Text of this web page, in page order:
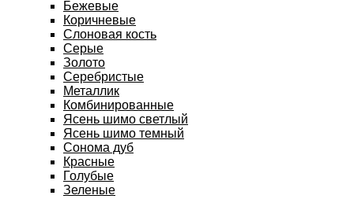
Бежевые
Коричневые
Слоновая кость
Серые
Золото
Серебристые
Металлик
Комбинированные
Ясень шимо светлый
Ясень шимо темный
Сонома дуб
Красные
Голубые
Зеленые